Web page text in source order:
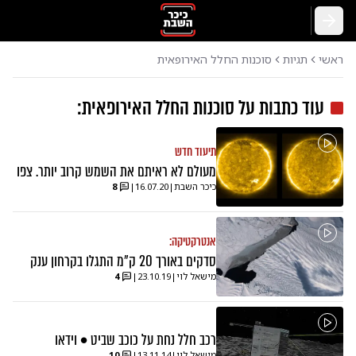
ראשי תגיות סוכנות החלל האירופאית
עוד כתבות עלסוכנות החלל האירופאית:
תיעוד חדש
מעולם לא ראיתם את השמש קרוב יותר. צפו
כיכר השבת |
16.07.20
|
8
אנטרקטיקה:
סדקים באורך 20 ק"מ התגלו בקרחון ענק
מישאל לוי |
23.10.19
|
4
רכב חלל נחת על כוכב שביט • וידאו